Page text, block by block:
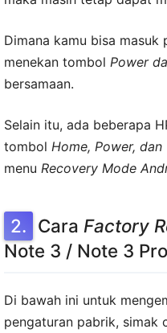
Dimana kamu bisa masuk
menekan tombol Power
bersamaan.
Selain itu, ada beberapa
tombol Home, Power, dan
menu Recovery Mode
Cara Factory
Note 3 / Note 3 Pro
Di bawah ini untuk
pengaturan pabrik, simak